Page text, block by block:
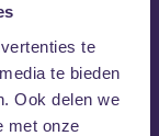
te
te bieden
Ook delen we
met onze